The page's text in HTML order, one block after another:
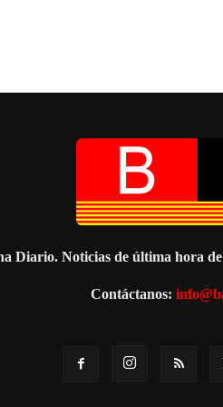
Diario. Noticias de última hora
Contáctanos: